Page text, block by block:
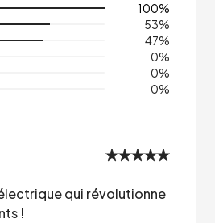
100%
53%
47%
0%
0%
0%
qui révolutionne
!